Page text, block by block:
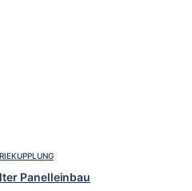
Panelleinbau